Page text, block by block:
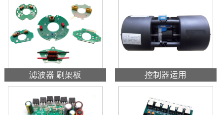
滤波器 刷架板 控制器运用